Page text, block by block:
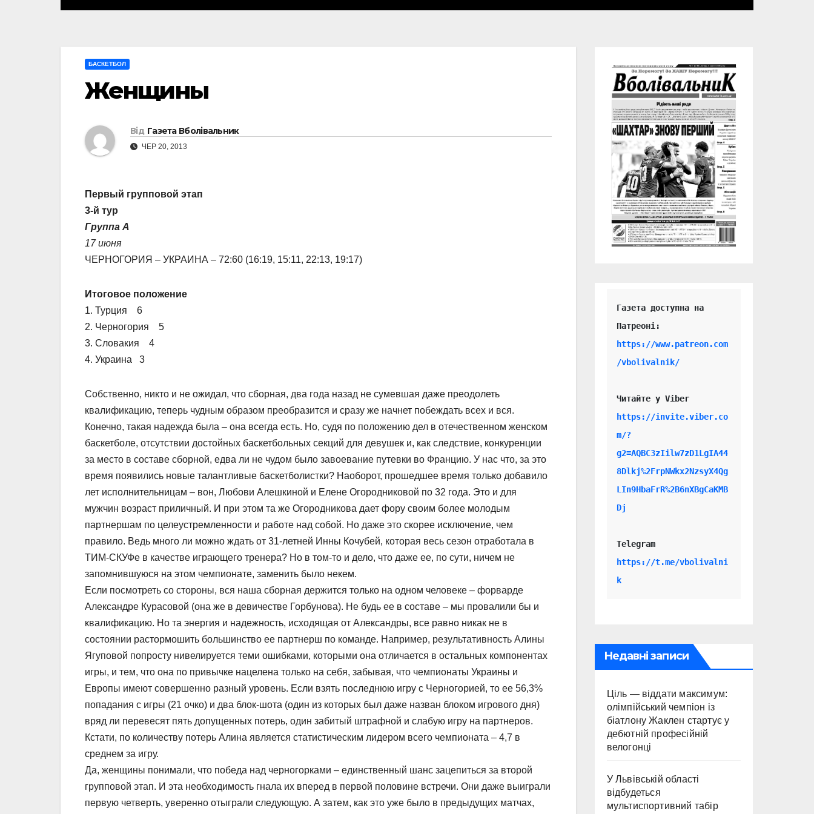
БАСКЕТБОЛ
Женщины
Від Газета Вболівальник
ЧЕР 20, 2013
Первый групповой этап
3-й тур
Группа А
17 июня
ЧЕРНОГОРИЯ – УКРАИНА – 72:60 (16:19, 15:11, 22:13, 19:17)
Итоговое положение
1. Турция 6
2. Черногория 5
3. Словакия 4
4. Украина 3
Собственно, никто и не ожидал, что сборная, два года назад не сумевшая даже преодолеть
квалификацию, теперь чудным образом преобразится и сразу же начнет побеждать всех и вся.
Конечно, такая надежда была – она всегда есть. Но, судя по положению дел в отечественном женском
баскетболе, отсутствии достойных баскетбольных секций для девушек и, как следствие, конкуренции
за место в составе сборной, едва ли не чудом было завоевание путевки во Францию. У нас что, за это
время появились новые талантливые баскетболистки? Наоборот, прошедшее время только добавило
лет исполнительницам – вон, Любови Алешкиной и Елене Огородниковой по 32 года. Это и для
мужчин возраст приличный. И при этом та же Огородникова дает фору своим более молодым
партнершам по целеустремленности и работе над собой. Но даже это скорее исключение, чем
правило. Ведь много ли можно ждать от 31-летней Инны Кочубей, которая весь сезон отработала в
ТИМ-СКУФе в качестве играющего тренера? Но в том-то и дело, что даже ее, по сути, ничем не
запомнившуюся на этом чемпионате, заменить было некем.
Если посмотреть со стороны, вся наша сборная держится только на одном человеке – форварде
Александре Курасовой (она же в девичестве Горбунова). Не будь ее в составе – мы провалили бы и
квалификацию. Но та энергия и надежность, исходящая от Александры, все равно никак не в
состоянии растормошить большинство ее партнерш по команде. Например, результативность Алины
Ягуповой попросту нивелируется теми ошибками, которыми она отличается в остальных компонентах
игры, и тем, что она по привычке нацелена только на себя, забывая, что чемпионаты Украины и
Европы имеют совершенно разный уровень. Если взять последнюю игру с Черногорией, то ее 56,3%
попадания с игры (21 очко) и два блок-шота (один из которых был даже назван блоком игрового дня)
вряд ли перевесят пять допущенных потерь, один забитый штрафной и слабую игру на партнеров.
Кстати, по количеству потерь Алина является статистическим лидером всего чемпионата – 4,7 в
среднем за игру.
Да, женщины понимали, что победа над черногорками – единственный шанс зацепиться за второй
групповой этап. И эта необходимость гнала их вперед в первой половине встречи. Они даже выиграли
первую четверть, уверенно отыграли следующую. А затем, как это уже было в предыдущих матчах,
Газета доступна на
https://www.patreon.com
/vbolivalnik/
Читайте у Viber
https://invite.viber.co
m/?
g2=AQBC3zIilw7zD1LgIA44
8Dlkj%2FrpNWkx2NzsyX4Qg
LIn9HbaFrR%2B6nXBgCaKMB
Dj
Telegram
https://t.me/vbolivalni
k
Недавні записи
Ціль — віддати максимум:
олімпійський чемпіон із
біатлону Жаклен стартує у
дебютній професійній
велогонці
У Львівській області
відбудеться
мультиспортивний табір